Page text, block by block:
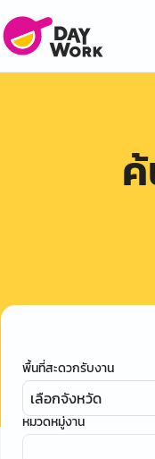
พื้นที่สะดวกรับงาน
เลือกจังหวัด
หมวดหมู่งาน